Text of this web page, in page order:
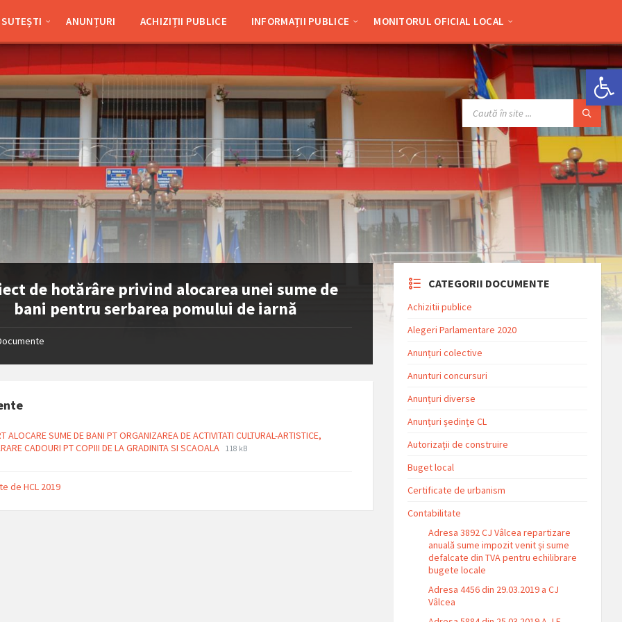
Deschide bara de unelte
ANUNȚURI ACHIZIȚII PUBLICE INFORMAȚII PUBLICE MONITORUL OFICIAL LOCAL
de hotărâre privind alocarea unei sume de
bani pentru serbarea pomului de iarnă
ALOCARE SUME DE BANI PT ORGANIZAREA DE ACTIVITATI CULTURAL-ARTISTICE,
CADOURI PT COPIII DE LA GRADINITA SI SCAOALA
File
File
118 kB
de HCL 2019
CATEGORII DOCUMENTE
Achizitii publice
Alegeri Parlamentare 2020
Anunțuri colective
Anunturi concursuri
Anunțuri diverse
Anunțuri ședințe CL
Autorizații de construire
Buget local
Certificate de urbanism
Contabilitate
Adresa 3892 CJ Vâlcea repartizare
anuală sume impozit venit și sume
defalcate din TVA pentru echilibrare
bugete locale
Adresa 4456 din 29.03.2019 a CJ
Vâlcea